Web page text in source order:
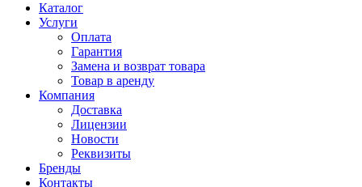
Каталог
Услуги
Оплата
Гарантия
Замена и возврат товара
Товар в аренду
Компания
Доставка
Лицензии
Новости
Реквизиты
Бренды
Контакты